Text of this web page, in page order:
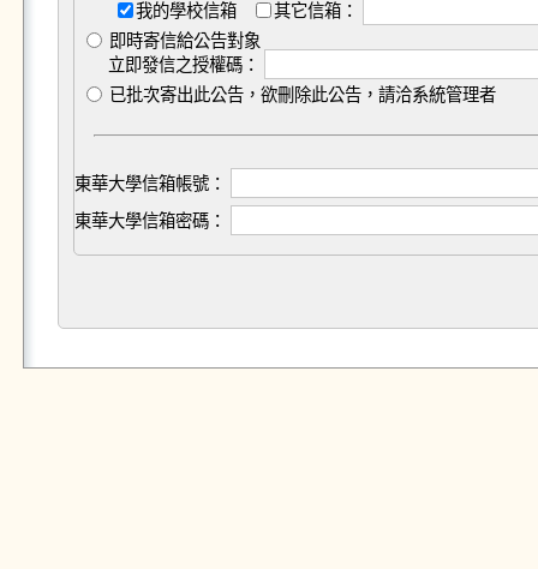
我的學校信箱
其它信箱：
即時寄信給公告對象
立即發信之授權碼：
已批次寄出此公告，欲刪除此公告，請洽系統管理者
東華大學信箱帳號：
東華大學信箱密碼：